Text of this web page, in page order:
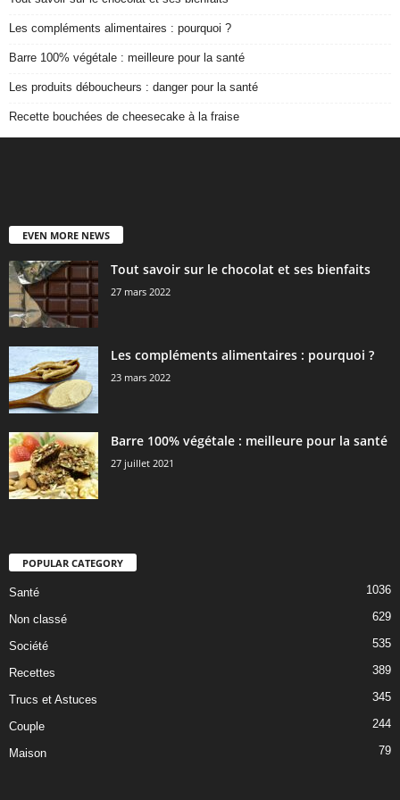
Les compléments alimentaires : pourquoi ?
Barre 100% végétale : meilleure pour la santé
Les produits déboucheurs : danger pour la santé
Recette bouchées de cheesecake à la fraise
EVEN MORE NEWS
Tout savoir sur le chocolat et ses bienfaits
27 mars 2022
Les compléments alimentaires : pourquoi ?
23 mars 2022
Barre 100% végétale : meilleure pour la santé
27 juillet 2021
POPULAR CATEGORY
Santé 1036
Non classé 629
Société 535
Recettes 389
Trucs et Astuces 345
Couple 244
Maison 79